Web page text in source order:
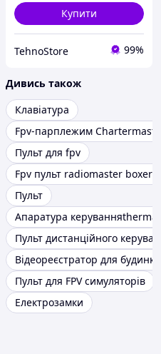
Купити
TehnoStore 99%
Дивись також
Клавіатура
Fpv-парплежим
Пульт для fpv
Fpv пульт radiomaster boxer
Пульт
Апаратура
Пульт дистанційного
Відеореєстратор для будинку
Пульт для FPV симуляторів
Електрозамки